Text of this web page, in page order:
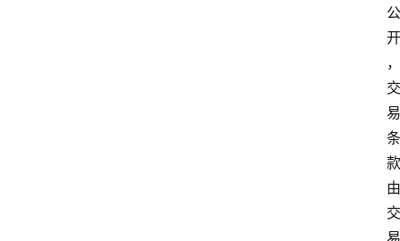
公
开
，
交
易
条
款
由
交
易